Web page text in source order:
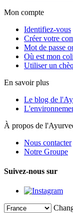
Mon compte
Identifiez-vous
Créer votre
Mot de passe
Où est mon
Utiliser un
En savoir plus
Le blog de
À propos de
Nous contacter
Notre Groupe
Suivez-nous sur